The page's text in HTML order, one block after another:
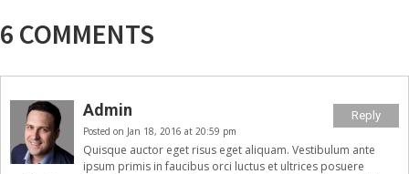
6 COMMENTS
Admin
Posted on Jan 18, 2016 at 20:59 pm
Reply
Quisque auctor eget risus eget aliquam. Vestibulum ante
ipsum primis in faucibus orci luctus et ultrices posuere